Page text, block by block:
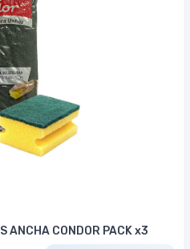
ANCHA CONDOR PACK x3